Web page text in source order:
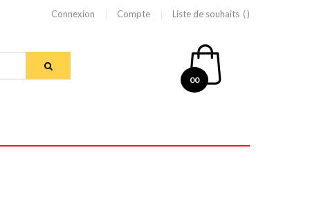
Connexion Compte Liste de souhaits
00